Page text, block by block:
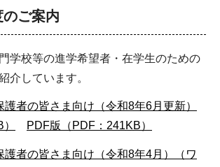
ご案内
学校等の進学希望者・在学生のための
介しています。
者の皆さま向け（令和8年6月更新）
PDF版（PDF：241KB）
護者の皆さま向け（令和8年4月）（ワ